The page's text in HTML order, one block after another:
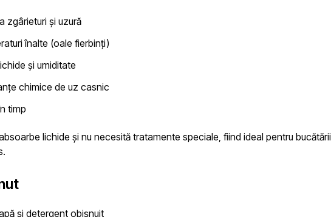
zgârieturi și uzură
înalte (oale fierbinți)
și umiditate
chimice de uz casnic
timp
lichide și nu necesită tratamente speciale, fiind ideal pentru bucătării
și detergent obișnuit